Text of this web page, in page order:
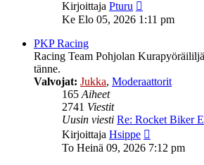
Kirjoittaja Pturu
uusin
viesti
Ke Elo 05, 2026 1:11 pm
PKP Racing
Racing Team Pohjolan
tänne.
Valvojat: Jukka, Moderaattorit
165Aiheet
2741 Viestit
Uusin viesti Re: Rocket Biker
Kirjoittaja Hsippe
uusin
viesti
To Heinä 09, 2026 7:12 pm